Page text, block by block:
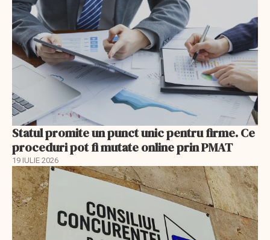
Statul promite un punct unic pentru firme. Ce
proceduri pot fi mutate online prin PMAT
19 IULIE 2026